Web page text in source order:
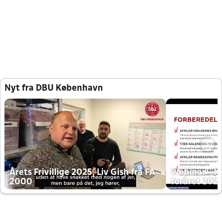
Nyt fra DBU København
Årets Frivillige 2025, Liv Gish fra FA
2000
Webinar -
foråret